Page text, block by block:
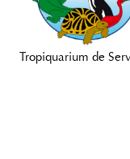
Tropiquarium de